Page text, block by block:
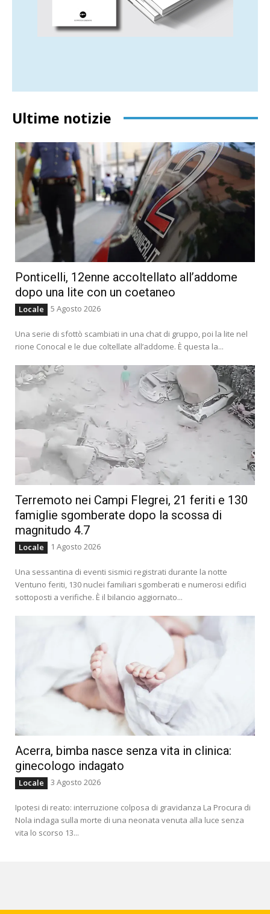
Ultime notizie
Ponticelli, 12enne accoltellato all’addome
dopo una lite con un coetaneo
Locale 5 Agosto 2026
Una serie di sfottò scambiati in una chat di gruppo, poi la lite nel
rione Conocal e le due coltellate all’addome. È questa la...
Terremoto nei Campi Flegrei, 21 feriti e 130
famiglie sgomberate dopo la scossa di
magnitudo 4.7
Locale 1 Agosto 2026
Una sessantina di eventi sismici registrati durante la notte
Ventuno feriti, 130 nuclei familiari sgomberati e numerosi edifici
sottoposti a verifiche. È il bilancio aggiornato...
Acerra, bimba nasce senza vita in clinica:
ginecologo indagato
Locale 3 Agosto 2026
Ipotesi di reato: interruzione colposa di gravidanza La Procura di
Nola indaga sulla morte di una neonata venuta alla luce senza
vita lo scorso 13...